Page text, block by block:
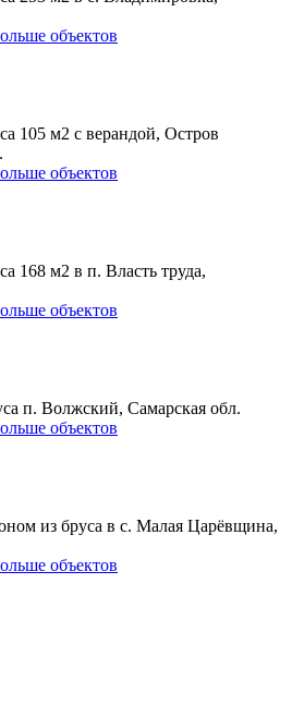
объектов
105 м2 с верандой, Остров
объектов
168 м2 в п. Власть труда,
объектов
п. Волжский, Самарская обл.
объектов
из бруса в с. Малая Царёвщина,
объектов